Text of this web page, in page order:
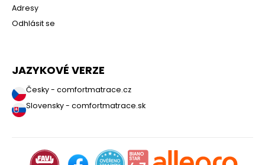
Adresy
Odhlásit se
JAZYKOVÉ VERZE
Česky - comfortmatrace.cz
Slovensky - comfortmatrace.sk